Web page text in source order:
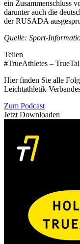
ein Zusammenschluss
darunter auch die
der RUSADA
Quelle: Sport-
Teilen
#TrueAthletes –
Hier finden Sie alle
Leichtathletik-
Zum Podcast
Jetzt Downloaden